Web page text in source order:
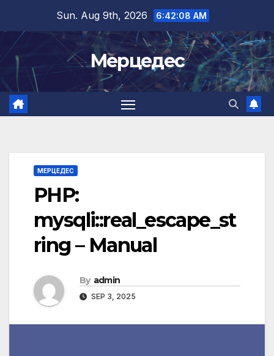
content
Sun. Aug 9th, 2026 6:42:09 AM
Мерцедес
МЕРЦЕДЕС
PHP:
mysqli::real_escape_st
ring – Manual
By admin
SEP 3, 2025